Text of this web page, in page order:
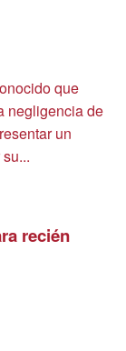
que
negligencia de
un
recién